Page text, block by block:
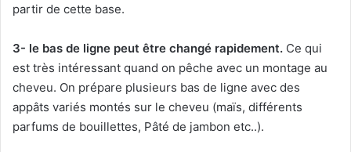
partir de cette base.
3- le bas de ligne peut être changé rapidement. Ce qui
est très intéressant quand on pêche avec un montage au
cheveu. On prépare plusieurs bas de ligne avec des
appâts variés montés sur le cheveu (maïs, différents
parfums de bouillettes, Pâté de jambon etc..).